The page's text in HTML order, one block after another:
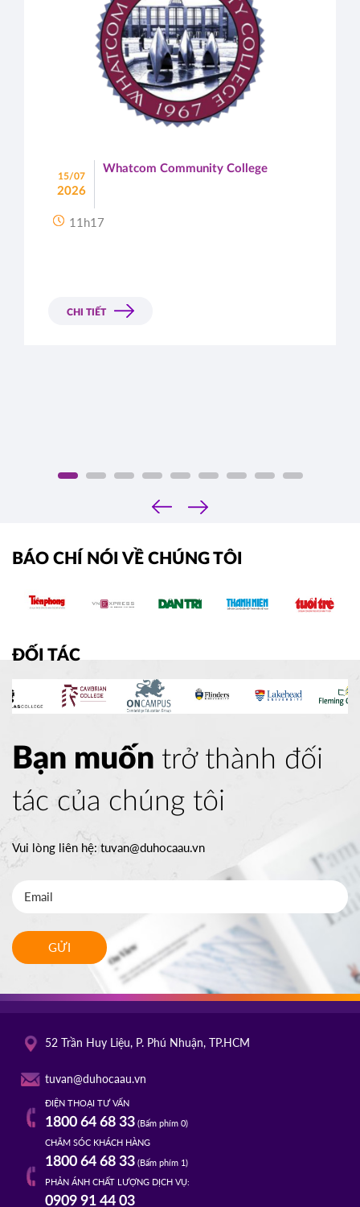
15/07
2026
Whatcom Community College
11h17
CHI TIẾT
‹
›
BÁO CHÍ NÓI VỀ CHÚNG TÔI
ĐỐI TÁC
Bạn muốn trở thành đối
tác của chúng tôi
Vui lòng liên hệ:tuvan@duhocaau.vn
GỬI
52 Trần Huy Liệu, P. Phú Nhuận, TP.HCM
tuvan@duhocaau.vn
ĐIỆN THOẠI TƯ VẤN
1800 64 68 33(Bấm phím 0)
CHĂM SÓC KHÁCH HÀNG
1800 64 68 33(Bấm phím 1)
PHẢN ÁNH CHẤT LƯỢNG DỊCH VỤ:
0909 91 44 03